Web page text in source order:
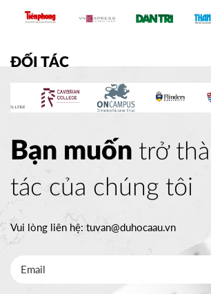
ĐỐI TÁC
Bạn muốn trở
tác của chúng tôi
Vui lòng liên hệ:tuvan@duhocaau.vn